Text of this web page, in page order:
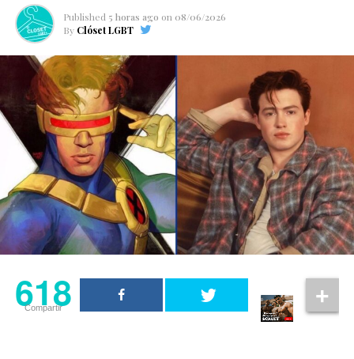
Published 5 horas ago on 08/06/2026
By Clóset LGBT
618
Compartir